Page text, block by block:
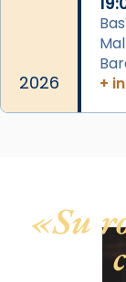
2026
+
Su